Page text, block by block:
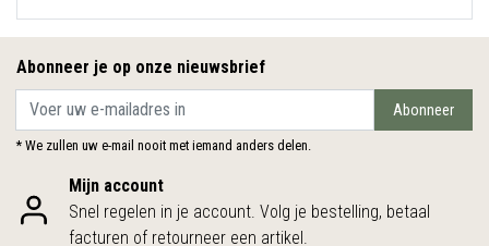
Abonneer je op onze nieuwsbrief
Abonneer
* We zullen uw e-mail nooit met iemand anders delen.
Mijn account
Snel regelen in je account. Volg je bestelling, betaal
facturen of retourneer een artikel.